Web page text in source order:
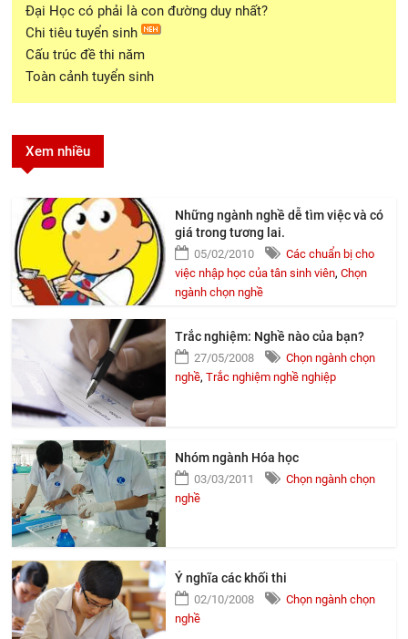
Đại Học có phải là con đường duy nhất?
Chi tiêu tuyển sinh
Cấu trúc đề thi năm
Toàn cảnh tuyển sinh
Xem nhiều
Những ngành nghề dễ tìm việc và có
giá trong tương lai.
05/02/2010
Các chuẩn bị cho
việc nhập học của tân sinh viên, Chọn
ngành chọn nghề
Trắc nghiệm: Nghề nào của bạn?
27/05/2008
Chọn ngành chọn
nghề, Trắc nghiệm nghề nghiệp
Nhóm ngành Hóa học
03/03/2011
Chọn ngành chọn
nghề
Ý nghĩa các khối thi
02/10/2008
Chọn ngành chọn
nghề